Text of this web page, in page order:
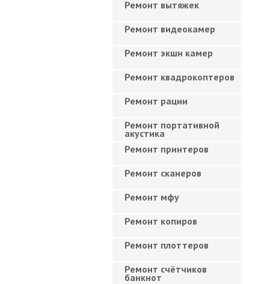
Ремонт вытяжек
Ремонт видеокамер
Ремонт экшн камер
Ремонт квадрокоптеров
Ремонт рации
Ремонт портативной
акустика
Ремонт принтеров
Ремонт сканеров
Ремонт мфу
Ремонт копиров
Ремонт плоттеров
Ремонт счётчиков
банкнот